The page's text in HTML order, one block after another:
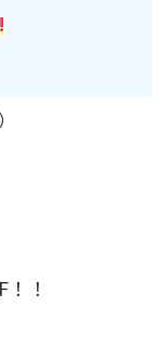
！